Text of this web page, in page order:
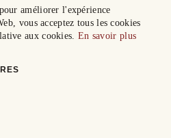
améliorer l'expérience
vous acceptez tous les cookies
aux cookies. En savoir plus